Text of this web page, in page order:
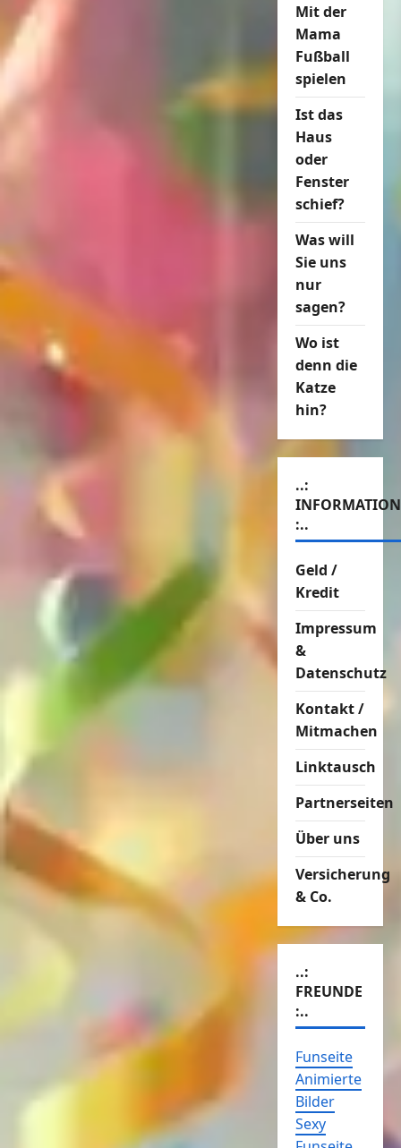
Mit der
Mama
Fußball
spielen
Ist das
Haus
oder
Fenster
schief?
Was will
Sie uns
nur
sagen?
Wo ist
denn die
Katze
hin?
..:
:..
Geld /
Kredit
Impressum
&
Datenschutz
Kontakt /
Mitmachen
Linktausch
Partnerseiten
Über uns
Versicherung
& Co.
..:
FREUNDE
:..
Funseite
Animierte
Bilder
Sexy